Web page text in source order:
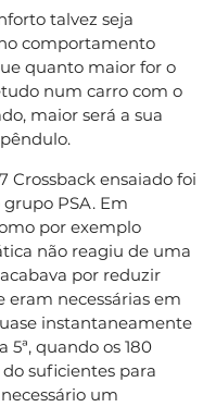
talvez seja
comportamento
quanto maior for o
num carro com o
maior será a sua
Crossback ensaiado foi
PSA. Em
por exemplo
não reagiu de uma
por reduzir
eram necessárias em
instantaneamente
quando os 180
suficientes para
um